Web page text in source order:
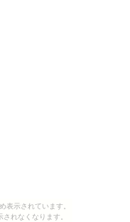
示されています。
れなくなります。